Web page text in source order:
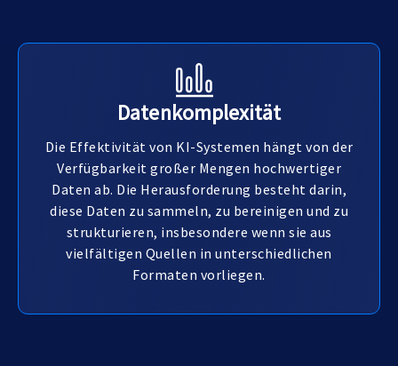
Datenkomplexität
Die Effektivität von KI-Systemen hängt von der
Verfügbarkeit großer Mengen hochwertiger
Daten ab. Die Herausforderung besteht darin,
diese Daten zu sammeln, zu bereinigen und zu
strukturieren, insbesondere wenn sie aus
vielfältigen Quellen in unterschiedlichen
Formaten vorliegen.